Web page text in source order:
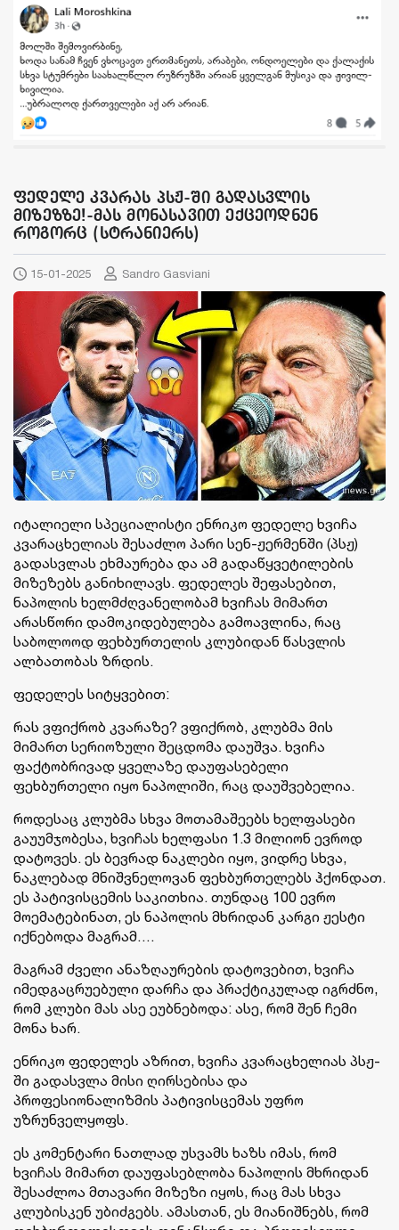
ფედელე კვარას პსჟ-ში გადასვლის
მიზეზზე!-მას მონასავით ექცეოდნენ
როგორც (სტრანიერს)
15-01-2025 Sandro Gasviani
იტალიელი სპეციალისტი ენრიკო ფედელე ხვიჩა
კვარაცხელიას შესაძლო პარი სენ-ჟერმენში (პსჟ)
გადასვლას ეხმაურება და ამ გადაწყვეტილების
მიზეზებს განიხილავს. ფედელეს შეფასებით,
ნაპოლის ხელმძღვანელობამ ხვიჩას მიმართ
არასწორი დამოკიდებულება გამოავლინა, რაც
საბოლოოდ ფეხბურთელის კლუბიდან წასვლის
ალბათობას ზრდის.
ფედელეს სიტყვებით:
რას ვფიქრობ კვარაზე? ვფიქრობ, კლუბმა მის
მიმართ სერიოზული შეცდომა დაუშვა. ხვიჩა
ფაქტობრივად ყველაზე დაუფასებელი
ფეხბურთელი იყო ნაპოლიში, რაც დაუშვებელია.
როდესაც კლუბმა სხვა მოთამაშეებს ხელფასები
გაუუმჯობესა, ხვიჩას ხელფასი 1.3 მილიონ ევროდ
დატოვეს. ეს ბევრად ნაკლები იყო, ვიდრე სხვა,
ნაკლებად მნიშვნელოვან ფეხბურთელებს ჰქონდათ.
ეს პატივისცემის საკითხია. თუნდაც 100 ევრო
მოემატებინათ, ეს ნაპოლის მხრიდან კარგი ჟესტი
იქნებოდა მაგრამ….
მაგრამ ძველი ანაზღაურების დატოვებით, ხვიჩა
იმედგაცრუებული დარჩა და პრაქტიკულად იგრძნო,
რომ კლუბი მას ასე ეუბნებოდა: ასე, რომ შენ ჩემი
მონა ხარ.
ენრიკო ფედელეს აზრით, ხვიჩა კვარაცხელიას პსჟ-
ში გადასვლა მისი ღირსებისა და
პროფესიონალიზმის პატივისცემას უფრო
უზრუნველყოფს.
ეს კომენტარი ნათლად უსვამს ხაზს იმას, რომ
ხვიჩას მიმართ დაუფასებლობა ნაპოლის მხრიდან
შესაძლოა მთავარი მიზეზი იყოს, რაც მას სხვა
კლუბისკენ უბიძგებს. ამასთან, ეს მიანიშნებს, რომ